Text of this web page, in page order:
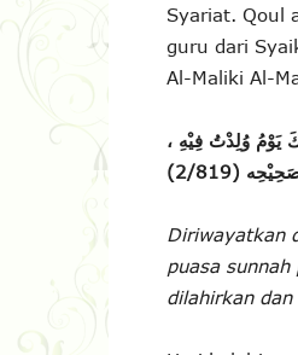
Syariat. Qoul
guru dari
Al-Maliki Al-
يَوْمُ وُلِدْتُ فِيْهِ ،
(2/819)
Diriwayatkan
puasa
dilahirkan